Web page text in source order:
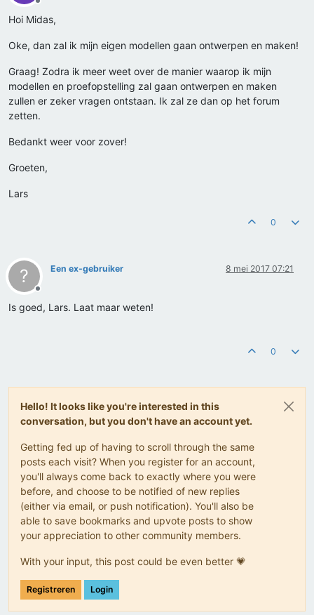
Offline
Hoi Midas,
Oke, dan zal ik mijn eigen modellen gaan ontwerpen en maken!
Graag! Zodra ik meer weet over de manier waarop ik mijn
modellen en proefopstelling zal gaan ontwerpen en maken
zullen er zeker vragen ontstaan. Ik zal ze dan op het forum
zetten.
Bedankt weer voor zover!
Groeten,
Lars
0
?
Offline
Een ex-gebruiker 8 mei 2017 07:21
Is goed, Lars. Laat maar weten!
0
Hello! It looks like you're interested in this
conversation, but you don't have an account yet.
Getting fed up of having to scroll through the same
posts each visit? When you register for an account,
you'll always come back to exactly where you were
before, and choose to be notified of new replies
(either via email, or push notification). You'll also be
able to save bookmarks and upvote posts to show
your appreciation to other community members.
With your input, this post could be even better 💗
Registreren Login